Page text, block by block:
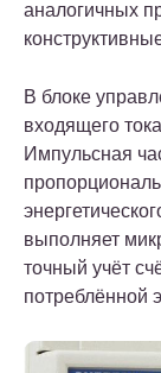
аналогичных
В блоке
входящего
Импульсная
выполняет
точный учёт
потреблённой